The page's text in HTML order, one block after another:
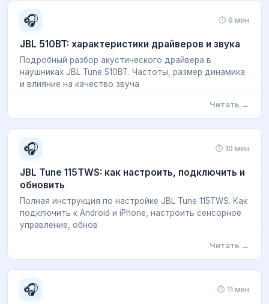
🎧 ⏱ 9 мин
JBL 510BT: характеристики драйверов и звука
Подробный разбор акустического драйвера в
наушниках JBL Tune 510BT. Частоты, размер динамика
и влияние на качество звуча
Читать →
🎧 ⏱ 10 мин
JBL Tune 115TWS: как настроить, подключить и
обновить
Полная инструкция по настройке JBL Tune 115TWS. Как
подключить к Android и iPhone, настроить сенсорное
управление, обнов
Читать →
🎧 ⏱ 11 мин